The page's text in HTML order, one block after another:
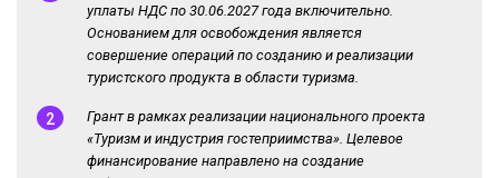
уплаты НДС по 30.06.2027 года включительно.
Основанием для освобождения является
совершение операций по созданию и реализации
туристского продукта в области туризма.
Грант в рамках реализации национального проекта
«Туризм и индустрия гостеприимства». Целевое
финансирование направлено на создание